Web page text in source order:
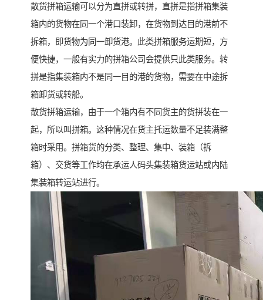
散货拼箱运输可以分为直拼或转拼，直拼是指拼箱集装
箱内的货物在同一个港口装卸，在货物到达目的港前不
拆箱，即货物为同一卸货港。此类拼箱服务运期短，方
便快捷，一般有实力的拼箱公司会提供只此类服务。转
拼是指集装箱内不是同一目的港的货物，需要在中途拆
箱卸货或转船。
散货拼箱运输，由于一个箱内有不同货主的货拼装在一
起，所以叫拼箱。这种情况在货主托运数量不足装满整
箱时采用。拼箱货的分类、整理、集中、装箱（拆
箱）、交货等工作均在承运人码头集装箱货运站或内陆
集装箱转运站进行。